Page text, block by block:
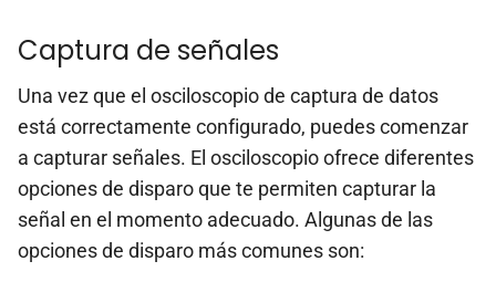
Captura de señales
Una vez que el osciloscopio de captura de datos
está correctamente configurado, puedes comenzar
a capturar señales. El osciloscopio ofrece diferentes
opciones de disparo que te permiten capturar la
señal en el momento adecuado. Algunas de las
opciones de disparo más comunes son: